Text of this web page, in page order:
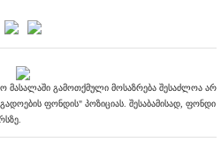
მასალაში გამოთქმული მოსაზრება შესაძლოა არ
ფონდის" პოზიციას. შესაბამისად, ფონდი